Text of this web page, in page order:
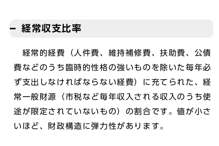
経常収支比率
経常的経費（人件費、維持補修費、扶助費、公債
費などのうち臨時的性格の強いものを除いた毎年必
ず支出しなければならない経費）に充てられた、経
常一般財源（市税など毎年収入される収入のうち使
途が限定されていないもの）の割合です。値が小さ
いほど、財政構造に弾力性があります。